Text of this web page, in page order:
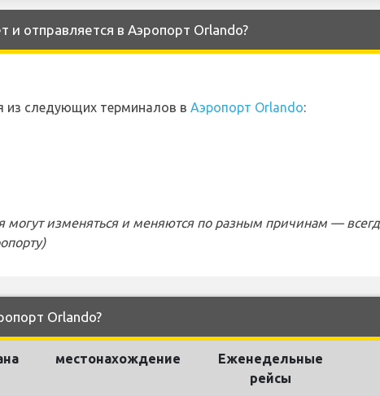
отправляется в Аэропорт Orlando?
из следующих терминалов в Аэропорт Orlando:
изменяться и меняются по разным причинам —
Orlando?
местонахождение
Еженедельные
рейсы